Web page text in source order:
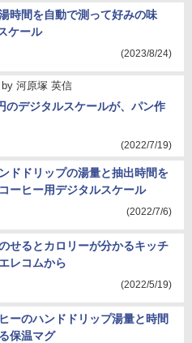
時間を自動で測って好みの味
ケール
(2023/8/24)
by 河原塚 英信
のデジタルスケールが、パン作
(2022/7/19)
ドドリップの湯量と抽出時間を
ーヒー用デジタルスケール
(2022/7/6)
せるとカロリーが分かるキッチ
レコムから
(2022/5/19)
ーのハンドドリップ湯量と時間
保温マグ